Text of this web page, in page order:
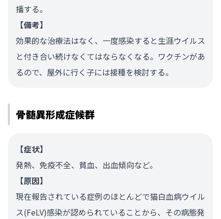
播する。
【備考】
効果的な治療法はなく、一度感染すると生涯ウイルス
と付き合い続けなくてはならなくなる。ワクチンがあ
るので、屋外に行く子には接種を検討する。
骨髄異形成症候群
【症状】
発熱、免疫不全、貧血、出血傾向など。
【原因】
現在報告されている症例のほとんどで猫白血病ウイル
ス(FeLV)感染が認められていることから、その病態発